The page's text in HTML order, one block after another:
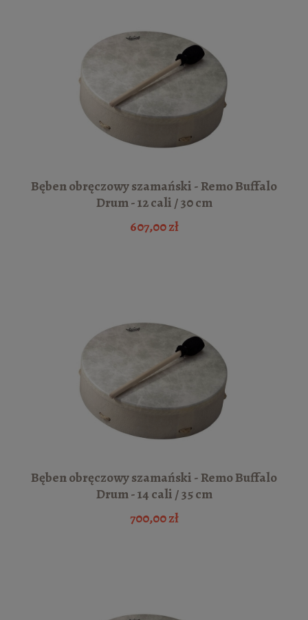
Bęben obręczowy szamański - Remo Buffalo
Drum - 12 cali / 30 cm
607,00 zł
Bęben obręczowy szamański - Remo Buffalo
Drum - 14 cali / 35 cm
700,00 zł